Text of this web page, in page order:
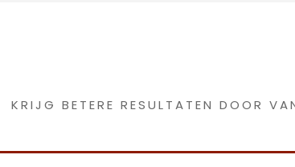
KRIJG BETERE RESULTATEN DOOR